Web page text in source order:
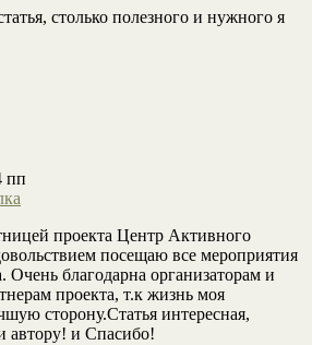
столько полезного и нужного я
пп
проекта Центр Активного
посещаю все мероприятия
Очень благодарна организаторам и
проекта, т.к жизнь моя
сторону.Статья интересная,
автору! и Спасибо!